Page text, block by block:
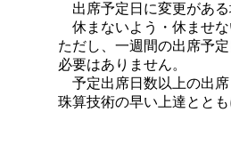
出席予定日に変更がある
休まないよう・休ませな
ただし、一週間の出席予
必要はありません。
予定出席日数以上の出席
珠算技術の早い上達とと